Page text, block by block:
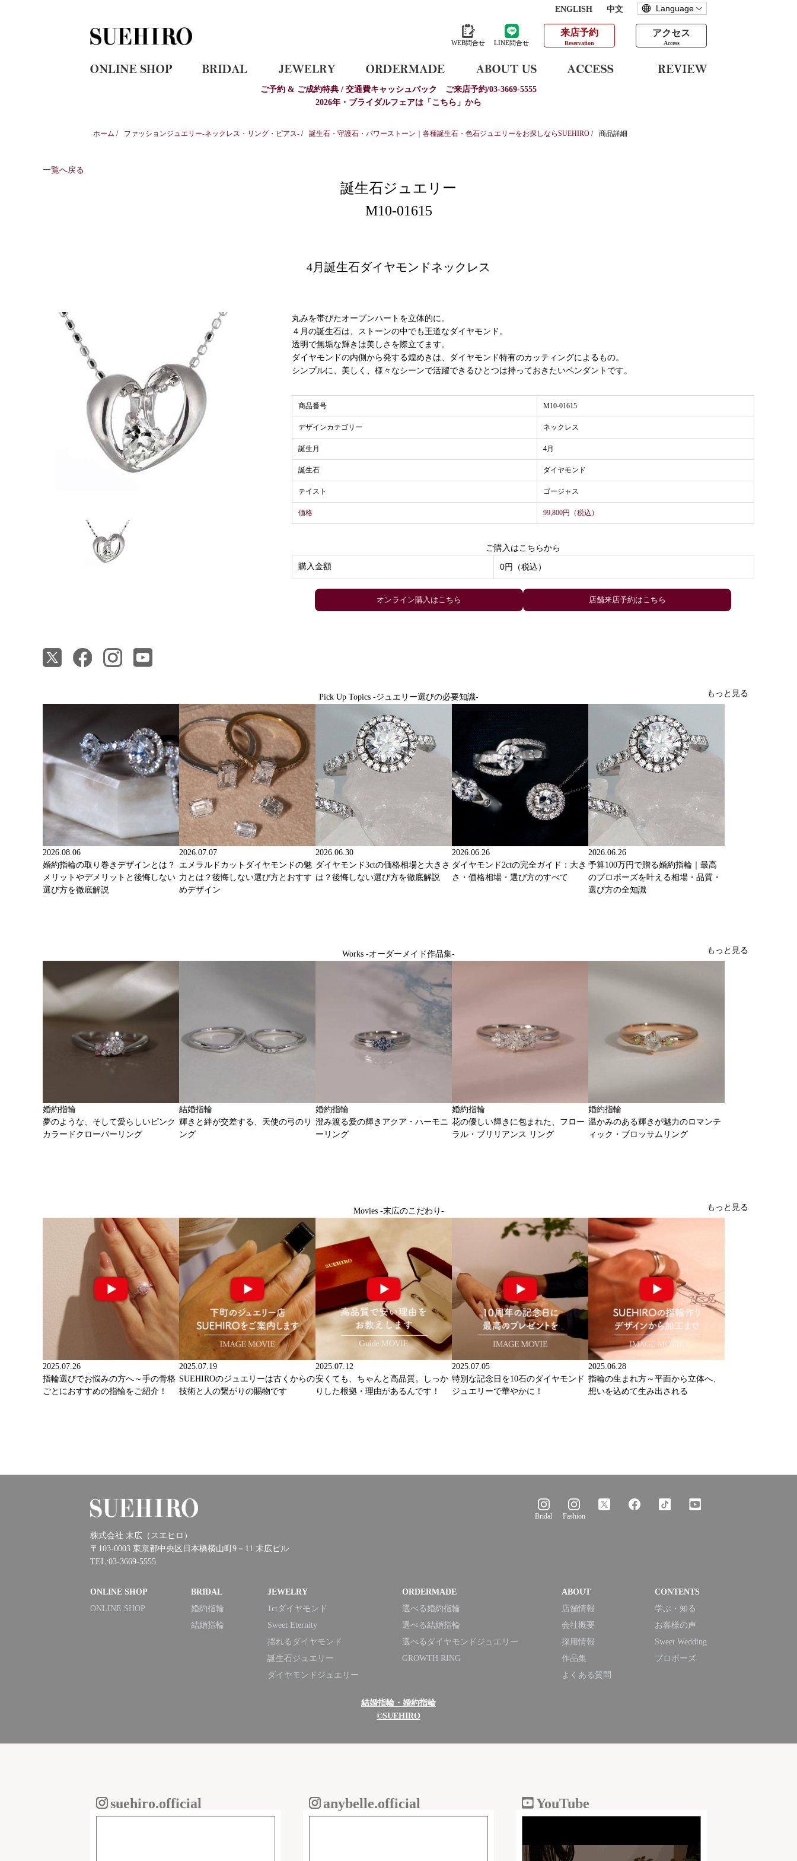
ENGLISH 中文
WEB問合せ LINE問合せ
来店予約
Reservation
アクセス
Access
ご予約 & ご成約特典 / 交通費キャッシュバック
ご来店予約/03-3669-5555
2026年・ブライダルフェアは「こちら」から
ホーム / ファッションジュエリー-ネックレス・リング・ピアス- / 誕生石・守護石・パワーストーン｜各種誕生石・色石ジュエリーをお探しならSUEHIRO / 商品詳細
一覧へ戻る
誕生石ジュエリー
M10-01615
4月誕生石ダイヤモンドネックレス
丸みを帯びたオープンハートを立体的に。
４月の誕生石は、ストーンの中でも王道なダイヤモンド。
透明で無垢な輝きは美しさを際立てます。
ダイヤモンドの内側から発する煌めきは、ダイヤモンド特有のカッティングによるもの。
シンプルに、美しく、様々なシーンで活躍できるひとつは持っておきたいペンダントです。
商品番号 M10-01615
デザインカテゴリー ネックレス
誕生月 4月
誕生石 ダイヤモンド
テイスト ゴージャス
価格 99,800円（税込）
ご購入はこちらから
購入金額 0円（税込）
店舗来店予約はこちら
Pick Up Topics -ジュエリー選びの必要知識- もっと見る
2026.08.06
婚約指輪の取り巻きデザインとは？
メリットやデメリットと後悔しない
選び方を徹底解説
2026.07.07
エメラルドカットダイヤモンドの魅
力とは？後悔しない選び方とおすす
めデザイン
2026.06.30
ダイヤモンド3ctの価格相場と大きさ
は？後悔しない選び方を徹底解説
2026.06.26
ダイヤモンド2ctの完全ガイド：大き
さ・価格相場・選び方のすべて
2026.06.26
予算100万円で贈る婚約指輪｜最高
のプロポーズを叶える相場・品質・
選び方の全知識
Works -オーダーメイド作品集- もっと見る
婚約指輪
夢のような、そして愛らしいピンク
カラードクローバーリング
結婚指輪
輝きと絆が交差する、天使の弓のリ
ング
婚約指輪
澄み渡る愛の輝きアクア・ハーモニ
ーリング
婚約指輪
花の優しい輝きに包まれた、フロー
ラル・ブリリアンス リング
婚約指輪
温かみのある輝きが魅力のロマンテ
ィック・ブロッサムリング
Movies -末広のこだわり- もっと見る
2025.07.26
指輪選びでお悩みの方へ～手の骨格
ごとにおすすめの指輪をご紹介！
2025.07.19
SUEHIROのジュエリーは古くからの
技術と人の繋がりの賜物です
2025.07.12
安くても、ちゃんと高品質。しっか
りした根拠・理由があるんです！
2025.07.05
特別な記念日を10石のダイヤモンド
ジュエリーで華やかに！
2025.06.28
指輪の生まれ方～平面から立体へ、
想いを込めて生み出される
株式会社 末広（スエヒロ）
〒103-0003 東京都中央区日本橋横山町9－11 末広ビル
TEL:03-3669-5555
Bridal Fashion
ONLINE SHOP
ONLINE SHOP
BRIDAL
婚約指輪
結婚指輪
JEWELRY
1ctダイヤモンド
Sweet Eternity
揺れるダイヤモンド
誕生石ジュエリー
ダイヤモンドジュエリー
ORDERMADE
選べる婚約指輪
選べる結婚指輪
選べるダイヤモンドジュエリー
GROWTH RING
ABOUT
店舗情報
会社概要
採用情報
作品集
よくある質問
CONTENTS
学ぶ・知る
お客様の声
Sweet Wedding
プロポーズ
結婚指輪・婚約指輪
©SUEHIRO
suehiro.official anybelle.official YouTube